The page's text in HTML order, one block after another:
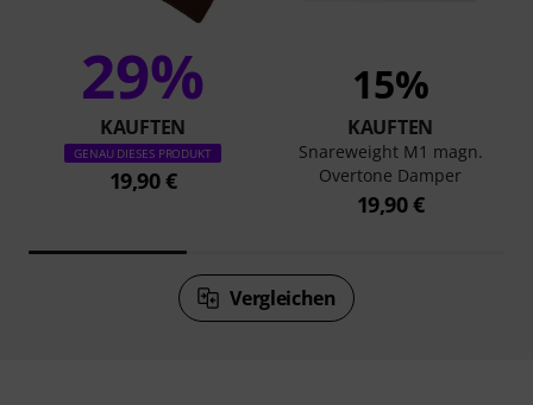
29%
KAUFTEN
GENAU DIESES PRODUKT
19,90 €
15%
KAUFTEN
Snareweight M1 magn.
Overtone Damper
19,90 €
Vergleichen